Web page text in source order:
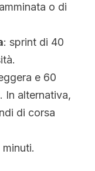
o di
: sprint di 40
e 60
In alternativa,
di corsa